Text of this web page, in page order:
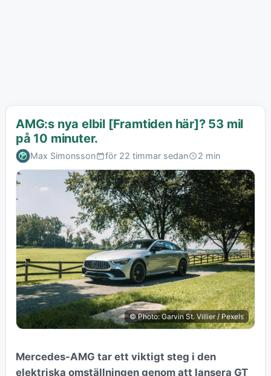
AMG:s nya elbil [Framtiden här]? 53 mil
på 10 minuter.
Max Simonsson för 22 timmar sedan 2 min
© Photo: Garvin St. Villier / Pexels
Mercedes-AMG tar ett viktigt steg i den
elektriska omställningen genom att lansera GT